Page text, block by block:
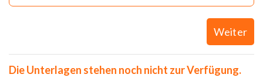
Weiter
Die Unterlagen stehen noch nicht zur Verfügung.